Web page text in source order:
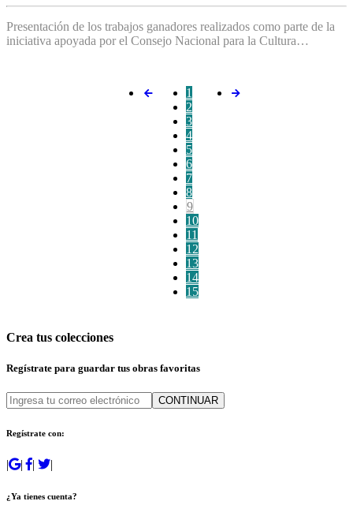
Presentación de los trabajos ganadores realizados como parte de la
iniciativa apoyada por el Consejo Nacional para la Cultura…
1
2
3
4
5
6
7
8
9
10
11
12
13
14
15
Crea tus colecciones
Regístrate para guardar tus obras favoritas
CONTINUAR
Regístrate con:
| | | |
¿Ya tienes cuenta?